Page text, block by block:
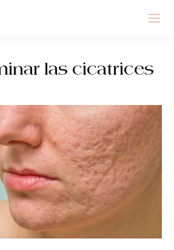
las cicatrices